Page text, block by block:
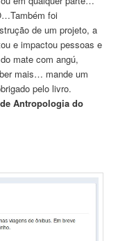
foi
de um projeto, a
e impactou pessoas e
mate com angú,
mais… mande um
pelo livro.
Antropologia do